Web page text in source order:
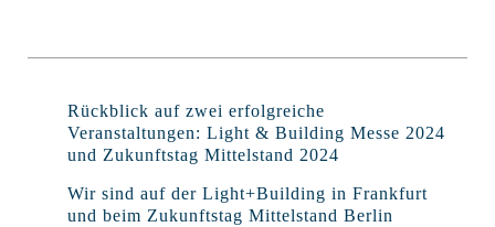
Rückblick auf zwei erfolgreiche
Veranstaltungen: Light & Building Messe 2024
und Zukunftstag Mittelstand 2024
Wir sind auf der Light+Building in Frankfurt
und beim Zukunftstag Mittelstand Berlin